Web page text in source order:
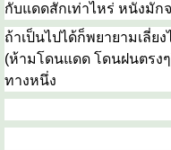
กับแดดสักเท่าไหร่ หนังมัก
ถ้าเป็นไปได้ก็พยายามเลี่ย
(ห้ามโดนแดด โดนฝนตรง
ทางหนึ่ง